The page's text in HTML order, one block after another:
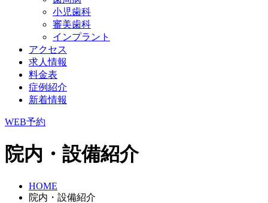
小児歯科
審美歯科
インプラント
アクセス
求人情報
料金表
症例紹介
新着情報
WEB予約
院内・設備紹介
HOME
院内・設備紹介